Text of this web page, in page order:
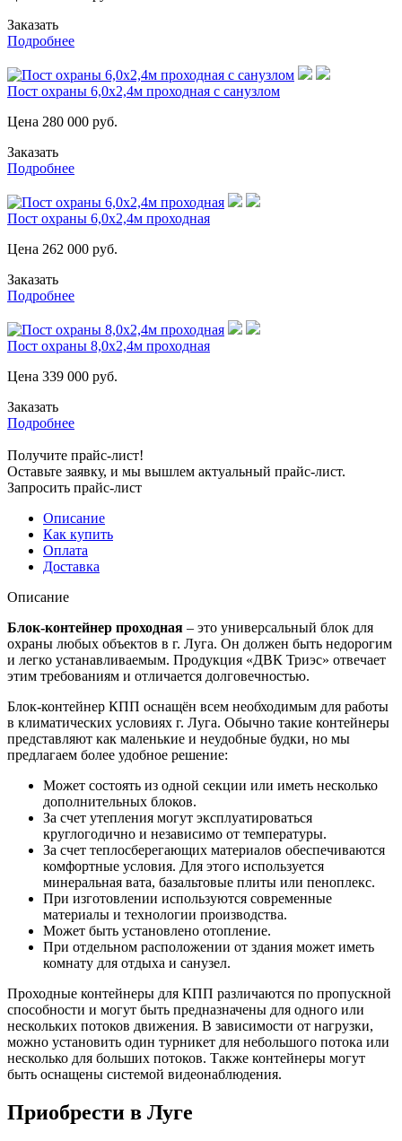
Заказать
Подробнее
Пост охраны 6,0х2,4м проходная с санузлом
Цена 280 000 руб.
Заказать
Подробнее
Пост охраны 6,0х2,4м проходная
Цена 262 000 руб.
Заказать
Подробнее
Пост охраны 8,0х2,4м проходная
Цена 339 000 руб.
Заказать
Подробнее
Получите прайс-лист!
Оставьте заявку, и мы вышлем актуальный прайс-лист.
Запросить прайс-лист
Описание
Как купить
Оплата
Доставка
Описание
Блок-контейнер проходная – это универсальный блок для
охраны любых объектов в г. Луга. Он должен быть недорогим
и легко устанавливаемым. Продукция «ДВК Триэс» отвечает
этим требованиям и отличается долговечностью.
Блок-контейнер КПП оснащён всем необходимым для работы
в климатических условиях г. Луга. Обычно такие контейнеры
представляют как маленькие и неудобные будки, но мы
предлагаем более удобное решение:
Может состоять из одной секции или иметь несколько
дополнительных блоков.
За счет утепления могут эксплуатироваться
круглогодично и независимо от температуры.
За счет теплосберегающих материалов обеспечиваются
комфортные условия. Для этого используется
минеральная вата, базальтовые плиты или пеноплекс.
При изготовлении используются современные
материалы и технологии производства.
Может быть установлено отопление.
При отдельном расположении от здания может иметь
комнату для отдыха и санузел.
Проходные контейнеры для КПП различаются по пропускной
способности и могут быть предназначены для одного или
нескольких потоков движения. В зависимости от нагрузки,
можно установить один турникет для небольшого потока или
несколько для больших потоков. Также контейнеры могут
быть оснащены системой видеонаблюдения.
Приобрести в Луге